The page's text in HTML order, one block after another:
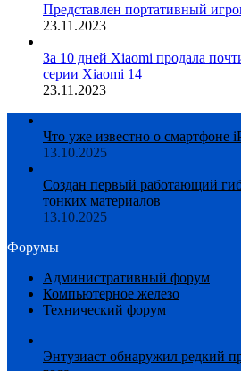
Представлен портативный
23.11.2023
За 10 дней Xiaomi продала
серии Xiaomi 14
23.11.2023
Что уже известно о смартфоне
13.10.2025
Создан первый работающий
тонких материалов
13.10.2025
Форумы
Административный форум
Компьютерное железо
Технический форум
Энтузиаст обнаружил редкий